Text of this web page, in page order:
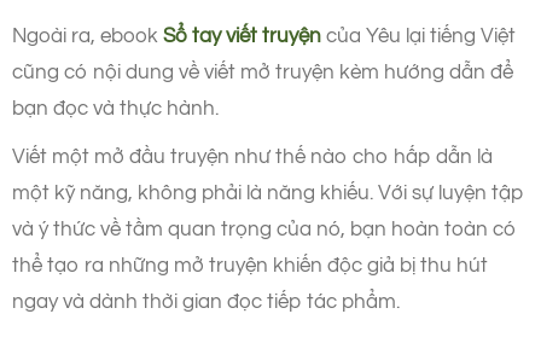
Ngoài ra, ebook Sổ tay viết truyện của Yêu lại tiếng Việt
cũng có nội dung về viết mở truyện kèm hướng dẫn để
bạn đọc và thực hành.
Viết một mở đầu truyện như thế nào cho hấp dẫn là
một kỹ năng, không phải là năng khiếu. Với sự luyện tập
và ý thức về tầm quan trọng của nó, bạn hoàn toàn có
thể tạo ra những mở truyện khiến độc giả bị thu hút
ngay và dành thời gian đọc tiếp tác phẩm.